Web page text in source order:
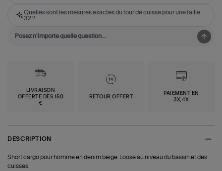
Quelles sont les mesures exactes du tour de cuisse pour une taille
32 ?
LIVRAISON
OFFERTE DÈS 150
€
RETOUR OFFERT
PAIEMENT EN
3X,4X
DESCRIPTION
Short cargo pour homme en denim beige. Loose au niveau du bassin et des
cuisses.